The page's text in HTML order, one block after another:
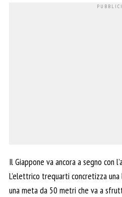
Il Giappone va ancora a segno con
L’elettrico trequarti concretizza
una meta da 50 metri che va a